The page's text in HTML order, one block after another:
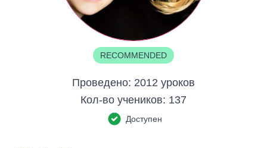
RECOMMENDED
Проведено: 2012 уроков
Кол-во учеников: 137
Доступен